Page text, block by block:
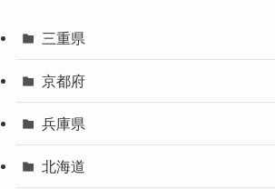
三重県
京都府
兵庫県
北海道